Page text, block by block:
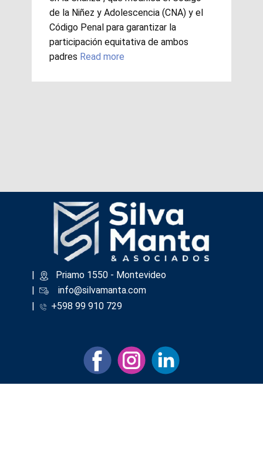
de la Niñez y Adolescencia (CNA) y el
Código Penal para garantizar la
participación equitativa de ambos
padres Read more
|
​Priamo 1550 - Montevideo
info@silvamanta.com
|
+598 99 910 729